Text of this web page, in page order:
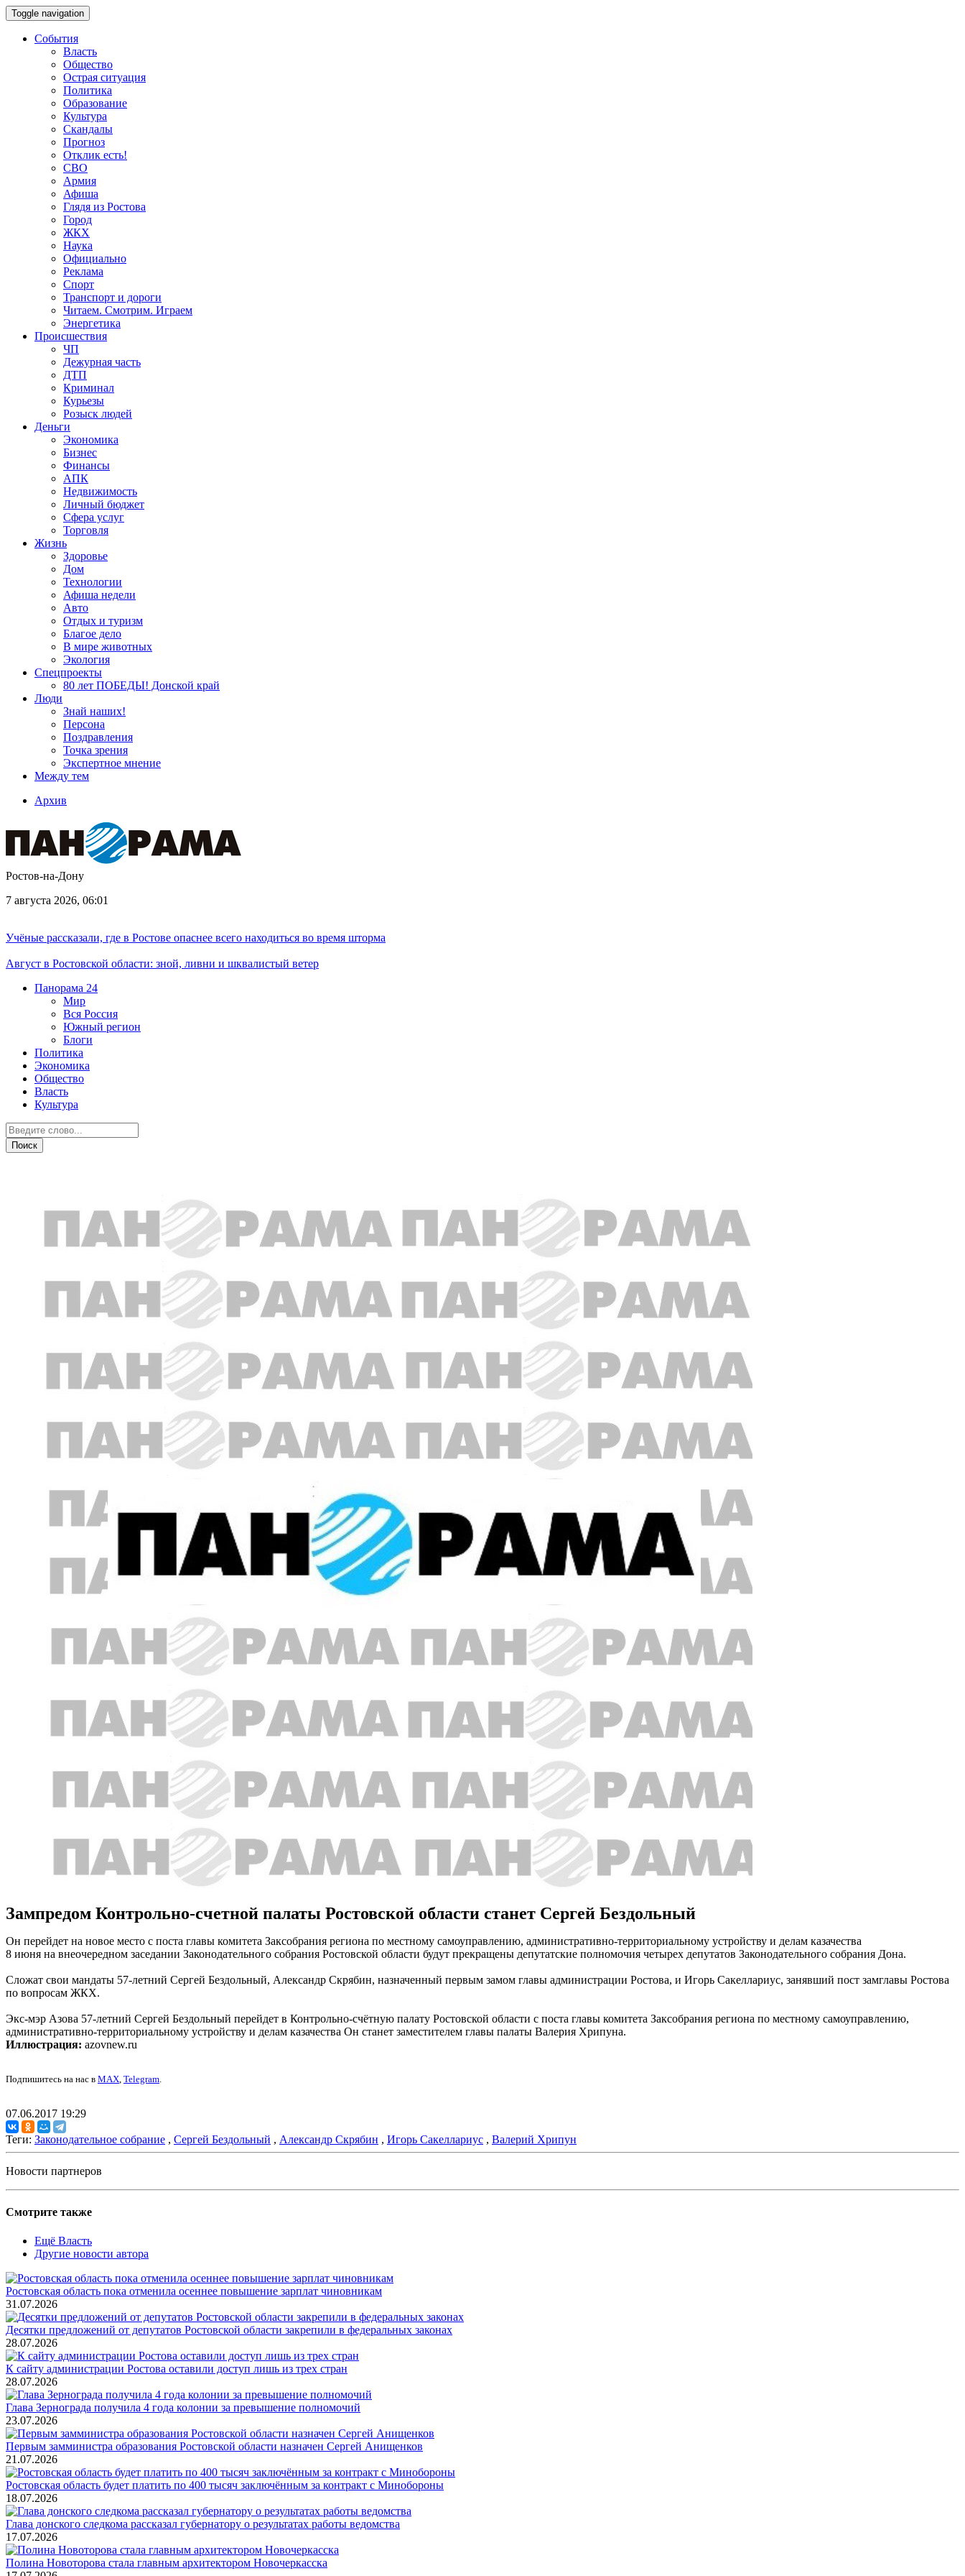
Toggle navigation
События
Власть
Общество
Острая ситуация
Политика
Образование
Культура
Скандалы
Прогноз
Отклик есть!
СВО
Армия
Афиша
Глядя из Ростова
Город
ЖКХ
Наука
Официально
Реклама
Спорт
Транспорт и дороги
Читаем. Смотрим. Играем
Энергетика
Происшествия
ЧП
Дежурная часть
ДТП
Криминал
Курьезы
Розыск людей
Деньги
Экономика
Бизнес
Финансы
АПК
Недвижимость
Личный бюджет
Сфера услуг
Торговля
Жизнь
Здоровье
Дом
Технологии
Афиша недели
Авто
Отдых и туризм
Благое дело
В мире животных
Экология
Спецпроекты
80 лет ПОБЕДЫ! Донской край
Люди
Знай наших!
Персона
Поздравления
Точка зрения
Экспертное мнение
Между тем
Архив
Ростов-на-Дону
7 августа 2026, 06:01
Учёные рассказали, где в Ростове опаснее всего находиться во время шторма
Август в Ростовской области: зной, ливни и шквалистый ветер
Панорама 24
Мир
Вся Россия
Южный регион
Блоги
Политика
Экономика
Общество
Власть
Культура
Зампредом Контрольно-счетной палаты Ростовской области станет Сергей Бездольный
Он перейдет на новое место с поста главы комитета Заксобрания региона по местному самоуправлению, административно-территориальному устройству и делам казачества
8 июня на внеочередном заседании Законодательного собрания Ростовской области будут прекращены депутатские полномочия четырех депутатов Законодательного собрания Дона.
Сложат свои мандаты 57-летний Сергей Бездольный, Александр Скрябин, назначенный первым замом главы администрации Ростова, и Игорь Сакеллариус, занявший пост замглавы Ростова
по вопросам ЖКХ.
Экс-мэр Азова 57-летний Сергей Бездольный перейдет в Контрольно-счётную палату Ростовской области с поста главы комитета Заксобрания региона по местному самоуправлению,
административно-территориальному устройству и делам казачества Он станет заместителем главы палаты Валерия Хрипуна.
Иллюстрация: azovnew.ru
Подпишитесь на нас в MAX, Telegram.
07.06.2017 19:29
Теги: Законодательное собрание , Сергей Бездольный , Александр Скрябин , Игорь Сакеллариус , Валерий Хрипун
Новости партнеров
Смотрите также
Ещё Власть
Другие новости автора
Ростовская область пока отменила осеннее повышение зарплат чиновникам
31.07.2026
Десятки предложений от депутатов Ростовской области закрепили в федеральных законах
28.07.2026
К сайту администрации Ростова оставили доступ лишь из трех стран
28.07.2026
Глава Зернограда получила 4 года колонии за превышение полномочий
23.07.2026
Первым замминистра образования Ростовской области назначен Сергей Анищенков
21.07.2026
Ростовская область будет платить по 400 тысяч заключённым за контракт с Минобороны
18.07.2026
Глава донского следкома рассказал губернатору о результатах работы ведомства
17.07.2026
Полина Новоторова стала главным архитектором Новочеркасска